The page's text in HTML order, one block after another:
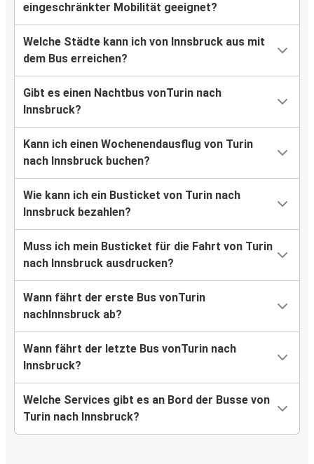
eingeschränkter Mobilität geeignet?
Welche Städte kann ich von Innsbruck aus mit
dem Bus erreichen?
Gibt es einen Nachtbus vonTurin nach
Innsbruck?
Kann ich einen Wochenendausflug von Turin
nach Innsbruck buchen?
Wie kann ich ein Busticket von Turin nach
Innsbruck bezahlen?
Muss ich mein Busticket für die Fahrt von Turin
nach Innsbruck ausdrucken?
Wann fährt der erste Bus vonTurin
nachInnsbruck ab?
Wann fährt der letzte Bus vonTurin nach
Innsbruck?
Welche Services gibt es an Bord der Busse von
Turin nach Innsbruck?